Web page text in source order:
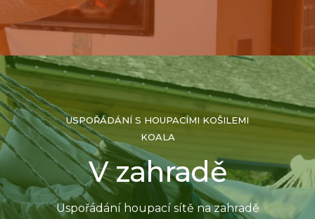
USPOŘÁDÁNÍ S HOUPACÍMI KOŠILEMI
KOALA
V zahradě
Uspořádání houpací sítě na zahradě